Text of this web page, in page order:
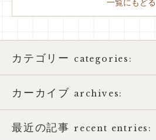
カテゴリー categories:
アトピー性皮膚炎
おススメ書籍
カーカイブ archives:
2026年
最近の記事 recent entries: